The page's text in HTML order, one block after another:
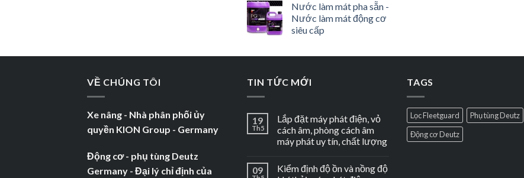
Nước làm mát pha sẵn -
Nước làm mát động cơ
siêu cấp
VỀ CHÚNG TÔI
Xe nâng - Nhà phân phối ủy
quyền KION Group - Germany
Động cơ - phụ tùng Deutz
Germany - Đại lý chỉ định của
TIN TỨC MỚI
19
Th5
Lắp đặt máy phát điện, vỏ
cách âm, phòng cách âm
máy phát uy tín, chất lượng
09
Kiểm định độ ồn và nồng độ
TAGS
Lọc Fleetguard
Phụ tùng Deutz
Động cơ Deutz